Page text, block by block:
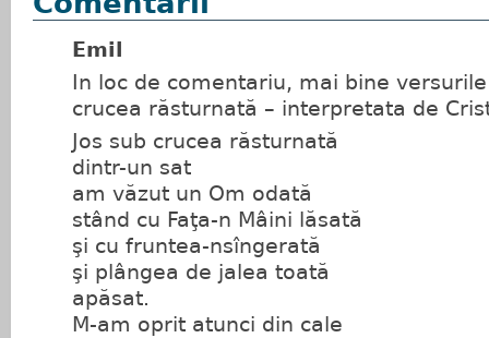
Emil
In loc de comentariu, mai bine
crucea răsturnată – interpretata de
Jos sub crucea răsturnată
dintr-un sat
am văzut un Om odată
stând cu Faţa-n Mâini lăsată
şi cu fruntea-nsîngerată
şi plângea de jalea toată
apăsat.
M-am oprit atunci din cale